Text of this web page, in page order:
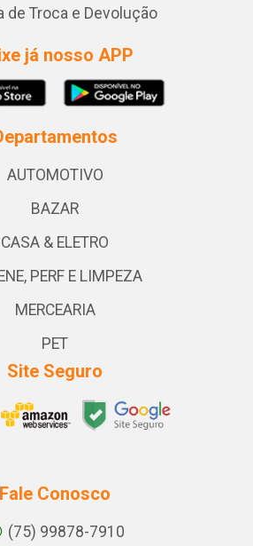
de Troca e Devolução
já nosso APP
AUTOMOTIVO
BAZAR
CASA & ELETRO
PERF E LIMPEZA
MERCEARIA
PET
Site Seguro
Fale Conosco
(75) 99878-7910